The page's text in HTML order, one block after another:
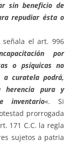
sin beneficio de
repudiar ésta o
señala el art. 996
por
o psíquicas no
a curatela podrá,
herencia pura y
inventario«. Si
prorrogada
171 C.C. la regla
sujetos a patria